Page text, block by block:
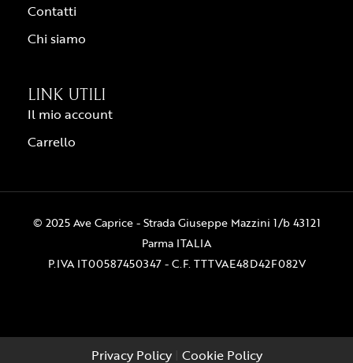
Contatti
Chi siamo
LINK UTILI
Il mio account
Carrello
© 2025 Ave Caprice - Strada Giuseppe Mazzini 1/b 43121
Parma ITALIA
P.IVA IT00587450347 - C.F. TTTVAE48D42F082V
Privacy Policy| Cookie Policy